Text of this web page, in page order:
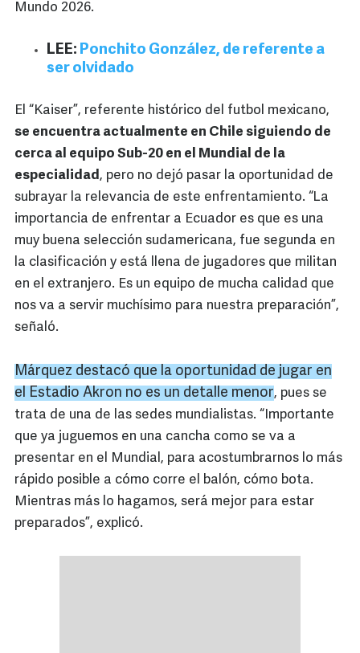
Mundo 2026.
LEE: Ponchito González, de referente a
ser olvidado
El “Kaiser”, referente histórico del futbol mexicano,
se encuentra actualmente en Chile siguiendo de
cerca al equipo Sub-20 en el Mundial de la
especialidad, pero no dejó pasar la oportunidad de
subrayar la relevancia de este enfrentamiento. “La
importancia de enfrentar a Ecuador es que es una
muy buena selección sudamericana, fue segunda en
la clasificación y está llena de jugadores que militan
en el extranjero. Es un equipo de mucha calidad que
nos va a servir muchísimo para nuestra preparación”,
señaló.
Márquez destacó que la oportunidad de jugar en
el Estadio Akron no es un detalle menor, pues se
trata de una de las sedes mundialistas. “Importante
que ya juguemos en una cancha como se va a
presentar en el Mundial, para acostumbrarnos lo más
rápido posible a cómo corre el balón, cómo bota.
Mientras más lo hagamos, será mejor para estar
preparados”, explicó.